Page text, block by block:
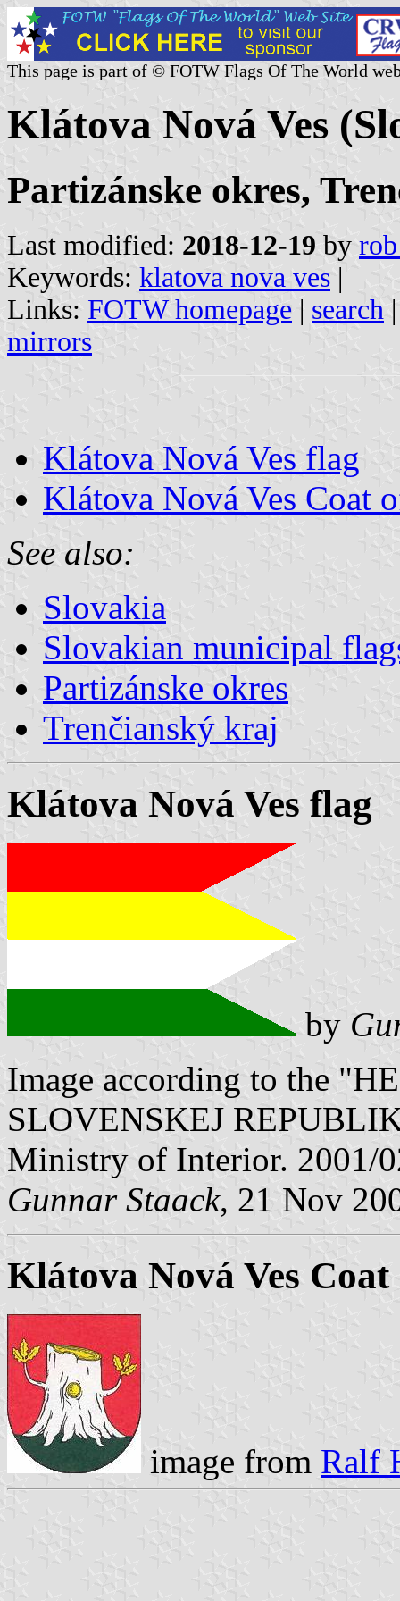
This page is part of © FOTW Flags Of The World
Klátova Nová Ves
Partizánske okres,
Last modified: 2018-12-19 by
Keywords: klatova nova ves |
Links: FOTW homepage | search
mirrors
Klátova Nová Ves flag
Klátova Nová Ves Coat
See also:
Slovakia
Slovakian municipal
Partizánske okres
Trenčianský kraj
Klátova Nová Ves flag
by
Image according to the
SLOVENSKEJ
Ministry of Interior. 2001/
Gunnar Staack, 21 Nov
Klátova Nová Ves
image from Ralf